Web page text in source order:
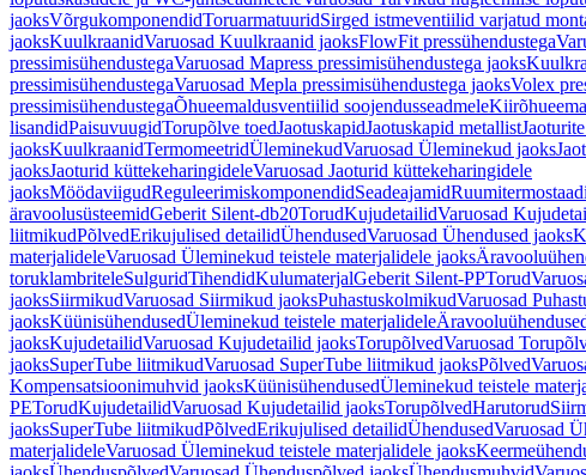
jaoksVõrgukomponendidToruarmatuuridSirged istmeventiilid varjatud
jaoksKuulkraanidVaruosad Kuulkraanid jaoksFlowFit pressühendustega
pressimisühendustegaVaruosad Mapress pressimisühendustega jaoks
pressimisühendustegaVaruosad Mepla pressimisühendustega jaoksVolex
pressimisühendustegaÕhueemaldusventiilid soojendusseadmele
lisandidPaisuvuugidTorupõlve toedJaotuskapidJaotuskapid metallist
jaoksKuulkraanidTermomeetridÜleminekudVaruosad Üleminekud jaoks
jaoksJaoturid küttekeharingideleVaruosad Jaoturid küttekeharingidele
jaoksMöödaviigudReguleerimiskomponendidSeadeajamid
äravoolusüsteemidGeberit Silent-db20TorudKujudetailidVaruosad
liitmikudPõlvedErikujulised detailidÜhendusedVaruosad Ühendused jaoks
materjalideleVaruosad Üleminekud teistele materjalidele jaoks
toruklambriteleSulguridTihendidKulumaterjalGeberit Silent-PPTorud
jaoksSiirmikudVaruosad Siirmikud jaoksPuhastuskolmikudVaruosad
jaoksKüünisühendusedÜleminekud teistele materjalidele
jaoksKujudetailidVaruosad Kujudetailid jaoksTorupõlvedVaruosad
jaoksSuperTube liitmikudVaruosad SuperTube liitmikud jaoksPõlved
Kompensatsioonimuhvid jaoksKüünisühendusedÜleminekud teistele
PETorudKujudetailidVaruosad Kujudetailid jaoksTorupõlvedHarutorud
jaoksSuperTube liitmikudPõlvedErikujulised detailidÜhendusedVaruosad
materjalideleVaruosad Üleminekud teistele materjalidele jaoks